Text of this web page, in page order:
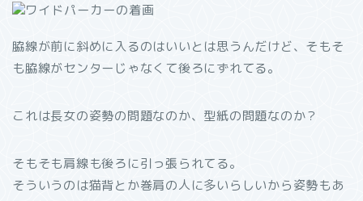
脇線が前に斜めに入るのはいいとは思うんだけど、そもそ
も脇線がセンターじゃなくて後ろにずれてる。
これは長女の姿勢の問題なのか、型紙の問題なのか？
そもそも肩線も後ろに引っ張られてる。
そういうのは猫背とか巻肩の人に多いらしいから姿勢もあ